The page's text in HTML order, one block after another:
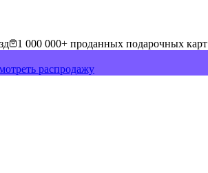
1 000 000+ проданных подарочных карт
распродажу